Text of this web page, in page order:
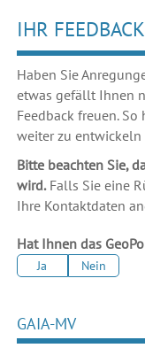
IHR
Haben Sie
etwas gefällt Ihnen
Feedback freuen.
weiter zu entwickeln
Bitte beachten Sie,
wird.Falls Sie eine
Ihre Kontaktdaten
Hat Ihnen das
Ja Nein
GAIA-MV